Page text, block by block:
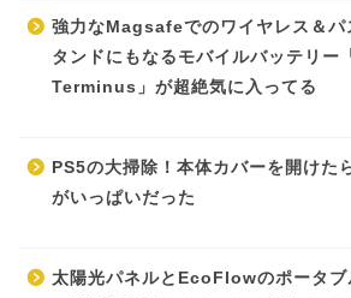
強力なMagsafeでのワイヤレス＆パ
タンドにもなるモバイルバッテリ
Terminus」が超絶気に入ってる
PS5の大掃除！本体カバーを開けた
がいっぱいだった
太陽光パネルとEcoFlowのポータブ